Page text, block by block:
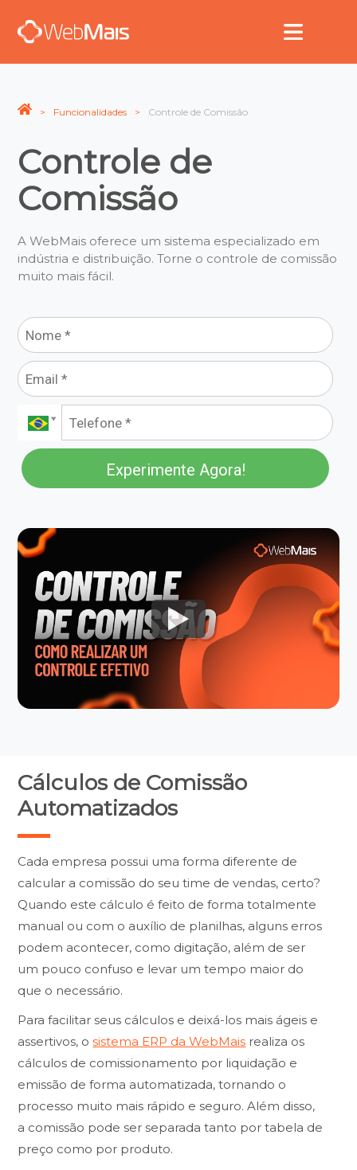
Funcionalidades Controle de Comissão
Controle de
Comissão
A WebMais oferece um sistema especializado em
indústria e distribuição. Torne o controle de comissão
muito mais fácil.
Experimente Agora!
Cálculos de Comissão
Automatizados
Cada empresa possui uma forma diferente de
calcular a comissão do seu time de vendas, certo?
Quando este cálculo é feito de forma totalmente
manual ou com o auxílio de planilhas, alguns erros
podem acontecer, como digitação, além de ser
um pouco confuso e levar um tempo maior do
que o necessário.
Para facilitar seus cálculos e deixá-los mais ágeis e
assertivos, osistema ERP da WebMais realiza os
cálculos de comissionamento por liquidação e
emissão de forma automatizada, tornando o
processo muito mais rápido e seguro. Além disso,
a comissão pode ser separada tanto por tabela de
preço como por produto.